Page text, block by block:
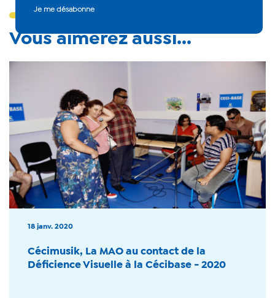
Vous aimerez aussi...
18 janv. 2020
Cécimusik, La MAO au contact de la
Déficience Visuelle à la Cécibase - 2020